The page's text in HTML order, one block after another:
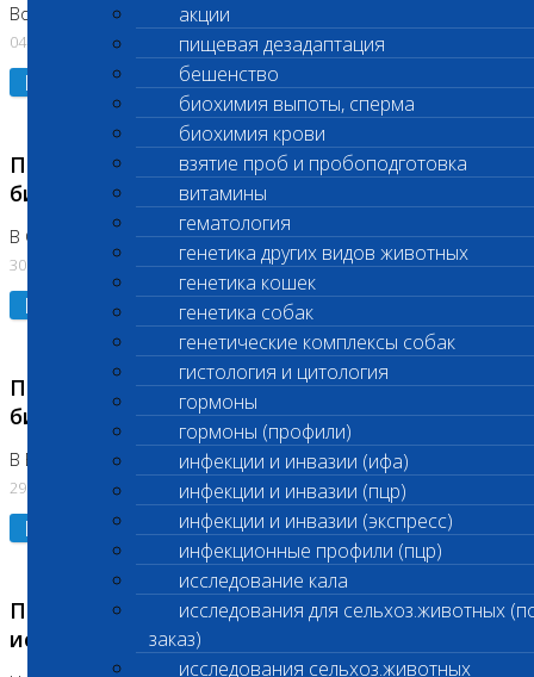
акции
пищевая дезадаптация
бешенство
биохимия выпоты, сперма
биохимия крови
взятие проб и пробоподготовка
витамины
гематология
генетика других видов животных
генетика кошек
генетика собак
генетические комплексы собак
гистология и цитология
гормоны
гормоны (профили)
инфекции и инвазии (ифа)
инфекции и инвазии (пцр)
инфекции и инвазии (экспресс)
инфекционные профили (пцр)
исследование кала
исследования для сельхоз.животных
заказ)
исследования сельхоз.животных
Во Владыкино
04.08.2026
Подробнее
Приостановлено выполнение срочных
биохимических исследований
В Сколково. Код (123,309,310)
30.07.2026
Подробнее
Приостановлено выполнение срочных
биохимических исследований
В Бутово 29.07.26
29.07.2026
Подробнее
Приостановлено выполнение биохимических
исследований